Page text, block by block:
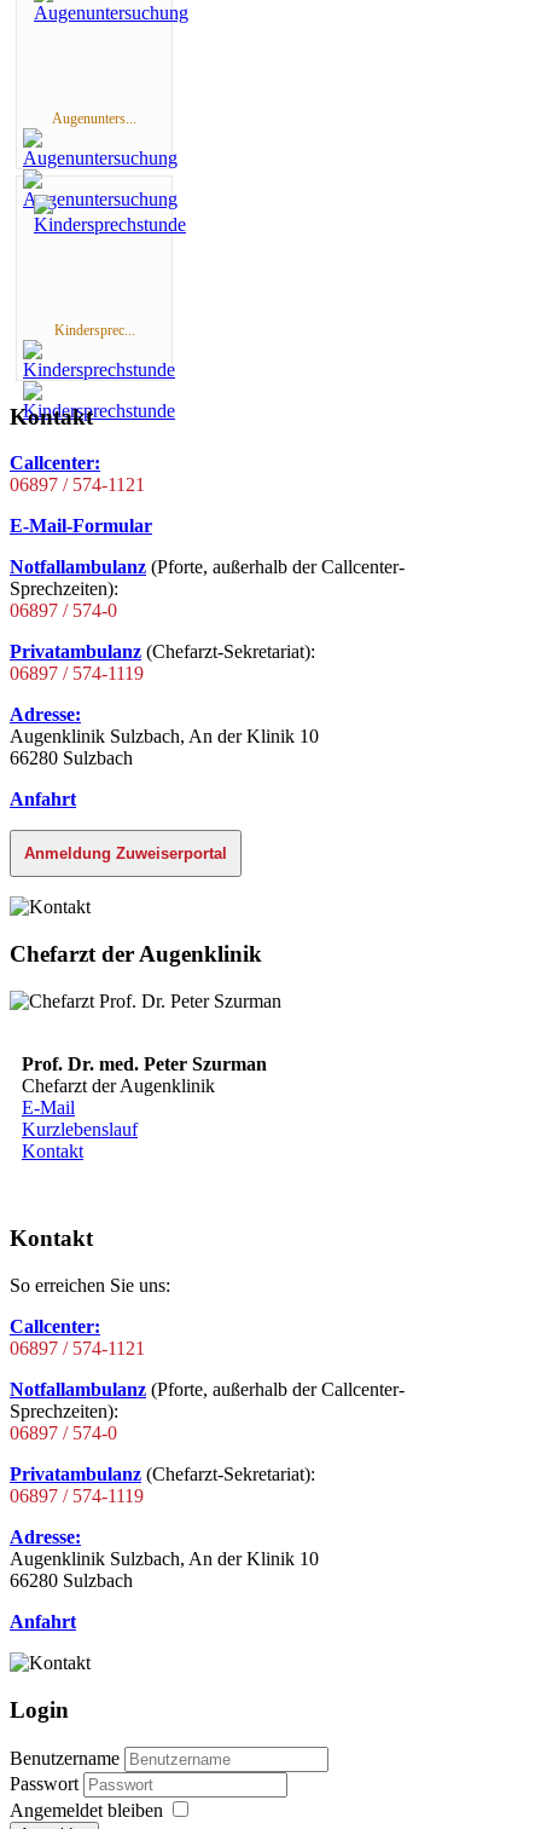
Augenunters...
Kindersprec...
Kontakt
Callcenter:
06897 / 574-1121
E-Mail-Formular
Notfallambulanz (Pforte, außerhalb der Callcenter-
Sprechzeiten):
06897 / 574-0
Privatambulanz (Chefarzt-Sekretariat):
06897 / 574-1119
Adresse:
Augenklinik Sulzbach, An der Klinik 10
66280 Sulzbach
Anfahrt
Anmeldung Zuweiserportal
Chefarzt der Augenklinik
Prof. Dr. med. Peter Szurman
Chefarzt der Augenklinik
E-Mail
Kurzlebenslauf
Kontakt
Kontakt
So erreichen Sie uns:
Callcenter:
06897 / 574-1121
Notfallambulanz (Pforte, außerhalb der Callcenter-
Sprechzeiten):
06897 / 574-0
Privatambulanz (Chefarzt-Sekretariat):
06897 / 574-1119
Adresse:
Augenklinik Sulzbach, An der Klinik 10
66280 Sulzbach
Anfahrt
Login
Benutzername
Passwort
Angemeldet bleiben